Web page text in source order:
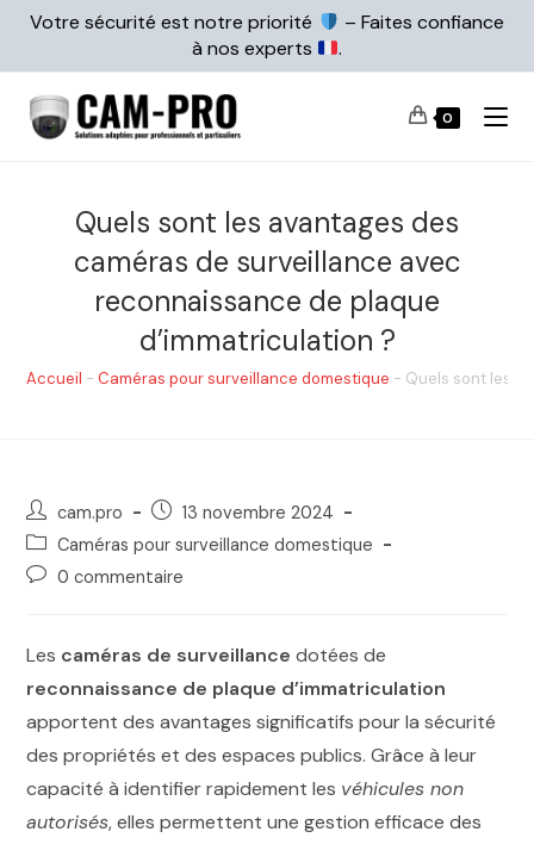
Votre sécurité est notre priorité
– Faites confiance
à nos experts
.
0
Quels sont les avantages des
caméras de surveillance avec
reconnaissance de plaque
d’immatriculation ?
Accueil - Caméras pour surveillance domestique - Quels sont les
cam.pro
13 novembre 2024
Caméras pour surveillance domestique
0 commentaire
Les caméras de surveillance dotées de
reconnaissance de plaque d’immatriculation
apportent des avantages significatifs pour la sécurité
des propriétés et des espaces publics. Grâce à leur
capacité à identifier rapidement les véhicules non
autorisés, elles permettent une gestion efficace des